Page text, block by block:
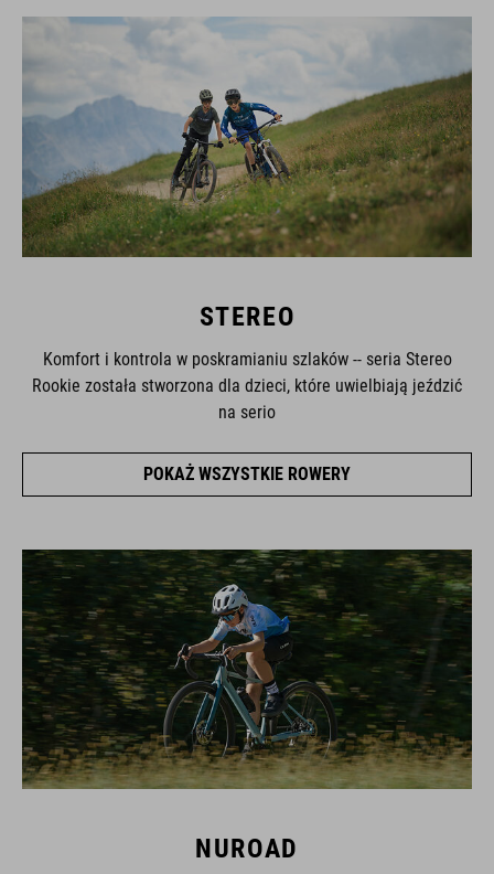
STEREO
Komfort i kontrola w poskramianiu szlaków -- seria Stereo
Rookie została stworzona dla dzieci, które uwielbiają jeździć
na serio
POKAŻ WSZYSTKIE ROWERY
NUROAD